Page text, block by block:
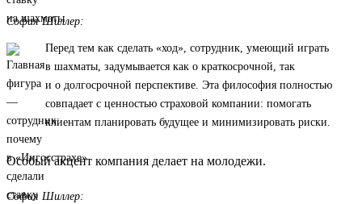
София Шиллер:
Перед тем как сделать «ход», сотрудник, умеющий играть
в шахматы, задумывается как о краткосрочной, так
и о долгосрочной перспективе. Эта философия полностью
совпадает с ценностью страховой компании: помогать
клиентам планировать будущее и минимизировать риски.
Особый акцент компания делает на молодежи.
София Шиллер: